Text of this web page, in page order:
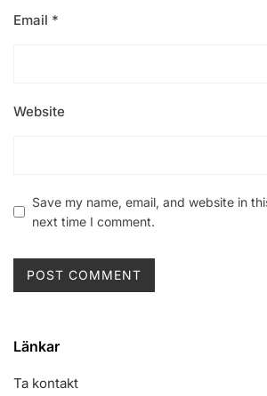
Email *
Website
Save my name, email, and website in
next time I comment.
Länkar
Ta kontakt